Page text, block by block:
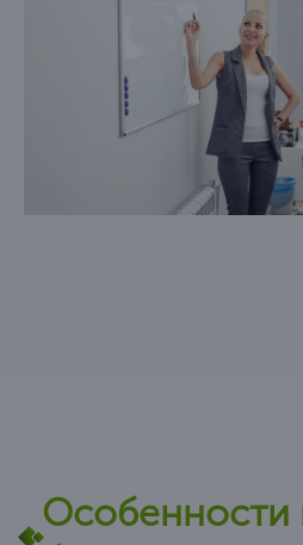
Происходит списание
уменьшение ежемесячных
ставки по кредитам.
Особенности